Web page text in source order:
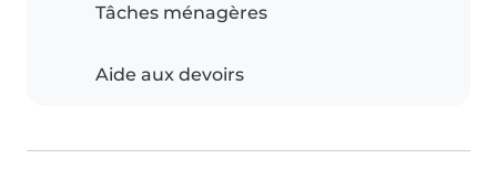
Tâches ménagères
Aide aux devoirs